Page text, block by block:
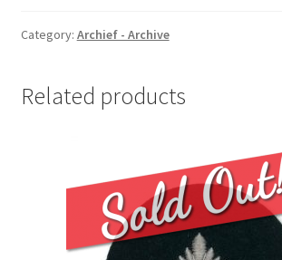
Category: Archief - Archive
Related products